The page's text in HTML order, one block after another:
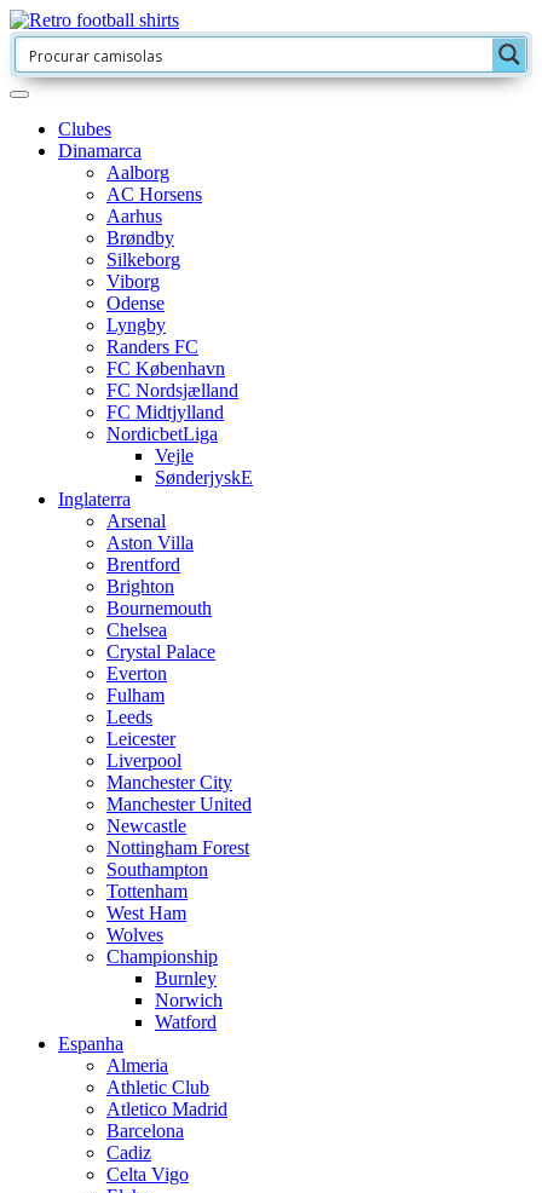
Clubes
Dinamarca
Aalborg
AC Horsens
Aarhus
Brøndby
Silkeborg
Viborg
Odense
Lyngby
Randers FC
FC København
FC Nordsjælland
FC Midtjylland
NordicbetLiga
Vejle
SønderjyskE
Inglaterra
Arsenal
Aston Villa
Brentford
Brighton
Bournemouth
Chelsea
Crystal Palace
Everton
Fulham
Leeds
Leicester
Liverpool
Manchester City
Manchester United
Newcastle
Nottingham Forest
Southampton
Tottenham
West Ham
Wolves
Championship
Burnley
Norwich
Watford
Espanha
Almeria
Athletic Club
Atletico Madrid
Barcelona
Cadiz
Celta Vigo